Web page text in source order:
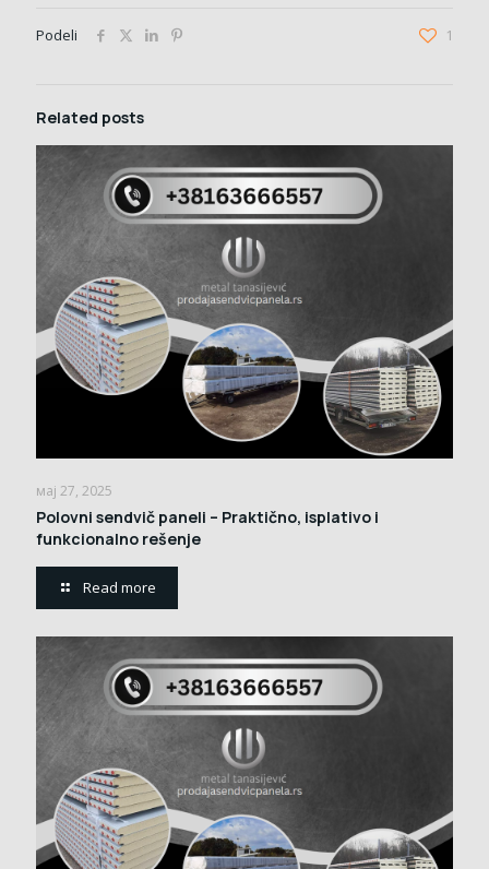
Podeli 1
Related posts
мај 27, 2025
Polovni sendvič paneli – Praktično, isplativo i
funkcionalno rešenje
Read more